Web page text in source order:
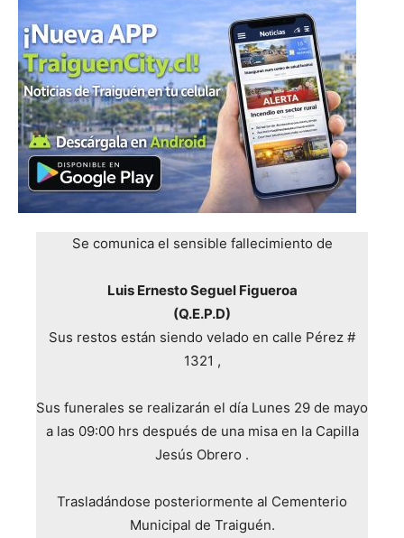
Se comunica el sensible fallecimiento de
Luis Ernesto Seguel Figueroa
(Q.E.P.D)
Sus restos están siendo velado en calle Pérez #
1321 ,
Sus funerales se realizarán el día Lunes 29 de mayo
a las 09:00 hrs después de una misa en la Capilla
Jesús Obrero .
Trasladándose posteriormente al Cementerio
Municipal de Traiguén.